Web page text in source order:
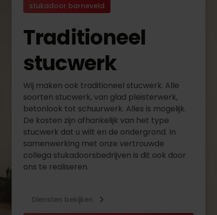
stukadoor barneveld
Traditioneel
stucwerk
Wij maken ook traditioneel stucwerk. Alle
soorten stucwerk, van glad pleisterwerk,
betonlook tot schuurwerk. Alles is mogelijk.
De kosten zijn afhankelijk van het type
stucwerk dat u wilt en de ondergrond. In
samenwerking met onze vertrouwde
collega stukadoorsbedrijven is dit ook door
ons te realiseren.
Diensten bekijken